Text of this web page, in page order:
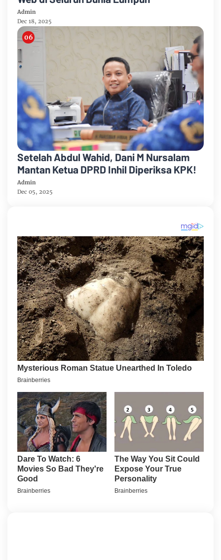
Admin
Dec 18, 2025
Setelah Abdul Wahid, Dani M Nursalam
Mantan Ketua DPRD Inhil Diperiksa KPK!
Admin
Dec 05, 2025